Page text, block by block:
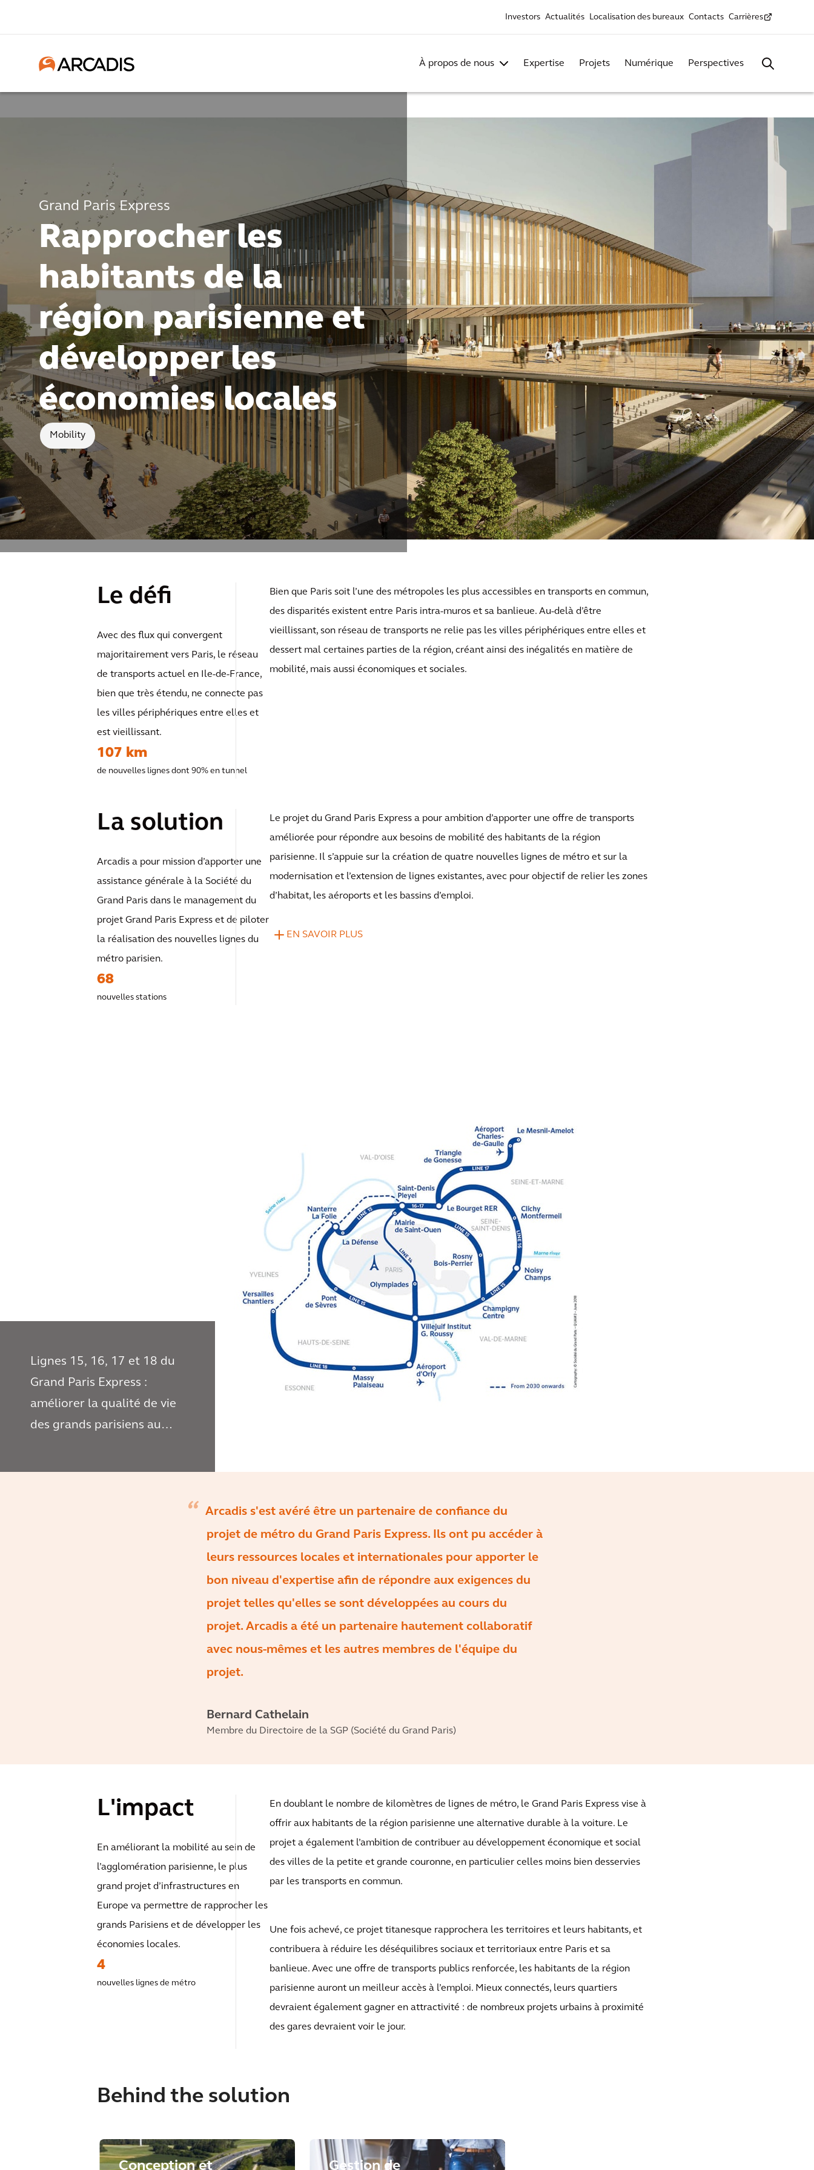
Investors Actualités Localisation des bureaux Contacts Carrières
À propos de nous Expertise Projets Numérique Perspectives
Grand Paris Express
Rapprocher les
habitants de la
région parisienne et
développer les
économies locales
Mobility
Le défi
Avec des flux qui convergent
majoritairement vers Paris, le réseau
de transports actuel en Ile-de-France,
bien que très étendu, ne connecte pas
les villes périphériques entre elles et
est vieillissant.
107 km
de nouvelles lignes dont 90% en tunnel
Bien que Paris soit l’une des métropoles les plus accessibles en transports en commun,
des disparités existent entre Paris intra-muros et sa banlieue. Au-delà d’être
vieillissant, son réseau de transports ne relie pas les villes périphériques entre elles et
dessert mal certaines parties de la région, créant ainsi des inégalités en matière de
mobilité, mais aussi économiques et sociales.
La solution
Arcadis a pour mission d’apporter une
assistance générale à la Société du
Grand Paris dans le management du
projet Grand Paris Express et de piloter
la réalisation des nouvelles lignes du
métro parisien.
68
nouvelles stations
Le projet du Grand Paris Express a pour ambition d’apporter une offre de transports
améliorée pour répondre aux besoins de mobilité des habitants de la région
parisienne. Il s’appuie sur la création de quatre nouvelles lignes de métro et sur la
modernisation et l’extension de lignes existantes, avec pour objectif de relier les zones
d’habitat, les aéroports et les bassins d’emploi.
EN SAVOIR PLUS
Lignes 15, 16, 17 et 18 du
Grand Paris Express :
améliorer la qualité de vie
des grands parisiens au
Arcadis s'est avéré être un partenaire de confiance du
projet de métro du Grand Paris Express. Ils ont pu accéder à
leurs ressources locales et internationales pour apporter le
bon niveau d'expertise afin de répondre aux exigences du
projet telles qu'elles se sont développées au cours du
projet. Arcadis a été un partenaire hautement collaboratif
avec nous-mêmes et les autres membres de l'équipe du
projet.
Bernard Cathelain
Membre du Directoire de la SGP (Société du Grand Paris)
L'impact
En améliorant la mobilité au sein de
l’agglomération parisienne, le plus
grand projet d’infrastructures en
Europe va permettre de rapprocher les
grands Parisiens et de développer les
économies locales.
4
nouvelles lignes de métro
En doublant le nombre de kilomètres de lignes de métro, le Grand Paris Express vise à
offrir aux habitants de la région parisienne une alternative durable à la voiture. Le
projet a également l’ambition de contribuer au développement économique et social
des villes de la petite et grande couronne, en particulier celles moins bien desservies
par les transports en commun.
Une fois achevé, ce projet titanesque rapprochera les territoires et leurs habitants, et
contribuera à réduire les déséquilibres sociaux et territoriaux entre Paris et sa
banlieue. Avec une offre de transports publics renforcée, les habitants de la région
parisienne auront un meilleur accès à l’emploi. Mieux connectés, leurs quartiers
devraient également gagner en attractivité : de nombreux projets urbains à proximité
des gares devraient voir le jour.
Behind the solution
Conception et Gestion de